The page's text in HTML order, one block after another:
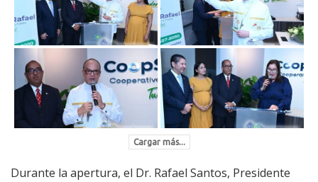
Cargar más...
Durante la apertura, el Dr. Rafael Santos, Presidente